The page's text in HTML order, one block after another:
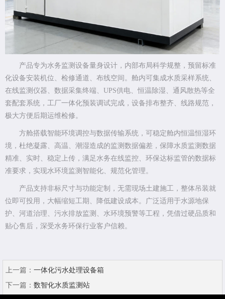
产品专为水务监测设备量身设计，内部布局科学规整，预留标准
化设备安装机位、检修通道、布线空间。舱内可集成水质采样系统、
在线监测仪器、数据采集终端、UPS供电、恒温除湿、通风散热等全
套配套系统，工厂一体化预装调试完成，设备排布整齐、线路规范，
极大方便后期运维检修。
方舱搭载智能环境调控与数据传输系统，可稳定舱内恒温恒湿环
境，杜绝凝露、高温、潮湿造成的监测数据偏差，保障水质监测数据
精准、实时、稳定上传，满足水务在线监控、环保达标监管的数据标
准要求，实现水环境监测智能化、规范化管理。
产品支持非标尺寸与功能定制，无需现场土建施工，整体吊装就
位即可投用，大幅缩短工期、降低建设成本。广泛适用于水源地保
护、河道治理、污水排放监测、水环境预警等工程，凭借过硬品质和
贴心售后，深受水务环保行业客户信赖。
上一篇： 一体化污水处理设备箱
下一篇： 数智化水质监测站